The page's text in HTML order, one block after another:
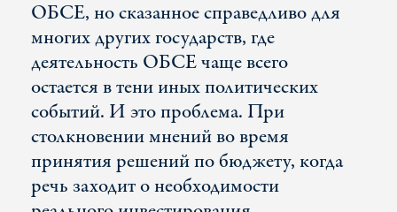
ОБСЕ, но сказанное справедливо для
многих других государств, где
деятельность ОБСЕ чаще всего
остается в тени иных политических
событий. И это проблема. При
столкновении мнений во время
принятия решений по бюджету, когда
речь заходит о необходимости